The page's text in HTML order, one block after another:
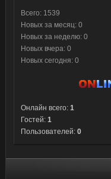
Всего: 1539
Новых за месяц: 0
Новых за неделю: 0
Новых вчера: 0
Новых сегодня: 0
Онлайн всего: 1
Гостей: 1
Пользователей: 0